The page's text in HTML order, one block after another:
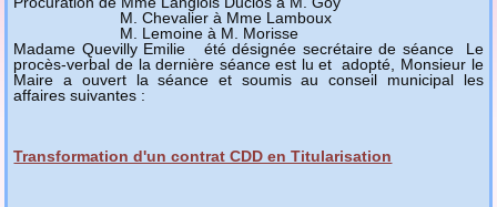
M. Chevalier à Mme Lamboux
M. Lemoine à M. Morisse
Madame Quevilly Emilie été désignée secrétaire de séance Le
procès-verbal de la dernière séance est lu et adopté, Monsieur le
Maire a ouvert la séance et soumis au conseil municipal les
affaires suivantes :
Transformation d'un contrat CDD en Titularisation